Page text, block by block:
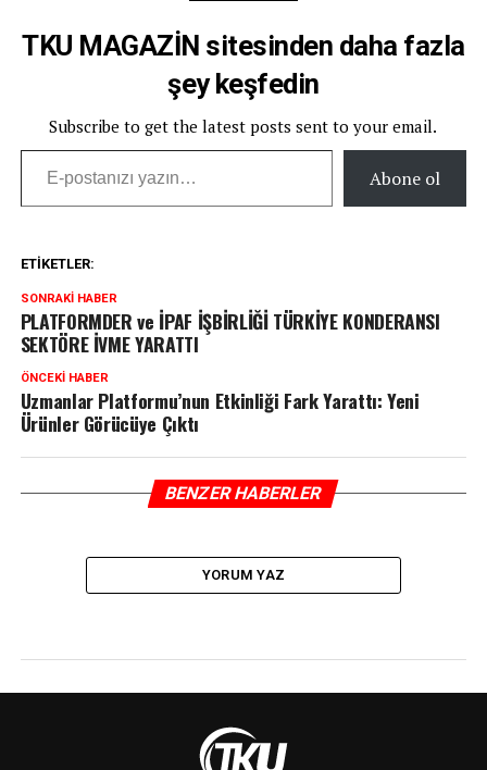
TKU MAGAZİN sitesinden daha fazla
şey keşfedin
Subscribe to get the latest posts sent to your email.
E-postanızı yazın…
Abone ol
ETIKETLER:
SONRAKI HABER
PLATFORMDER ve İPAF İŞBİRLİĞİ TÜRKİYE KONDERANSI
SEKTÖRE İVME YARATTI
ÖNCEKI HABER
Uzmanlar Platformu’nun Etkinliği Fark Yarattı: Yeni
Ürünler Görücüye Çıktı
BENZER HABERLER
YORUM YAZ